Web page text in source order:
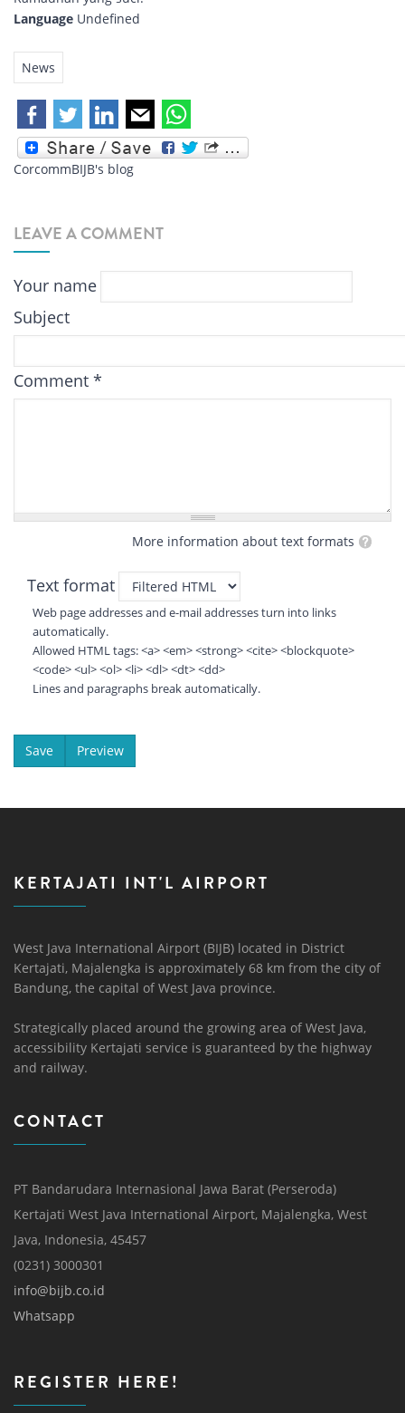
Language Undefined
News
CorcommBIJB's blog
LEAVE A COMMENT
Your name
Subject
Comment *
More information about text formats
Text format
Web page addresses and e-mail addresses turn into links
automatically.
Allowed HTML tags: <a> <em> <strong> <cite> <blockquote>
<code> <ul> <ol> <li> <dl> <dt> <dd>
Lines and paragraphs break automatically.
KERTAJATI INT'L AIRPORT
West Java International Airport (BIJB) located in District
Kertajati, Majalengka is approximately 68 km from the city of
Bandung, the capital of West Java province.
Strategically placed around the growing area of ​​West Java,
accessibility Kertajati service is guaranteed by the highway
and railway.
CONTACT
PT Bandarudara Internasional Jawa Barat (Perseroda)
Kertajati West Java International Airport, Majalengka, West
Java, Indonesia, 45457
(0231) 3000301
info@bijb.co.id
Whatsapp
REGISTER HERE!